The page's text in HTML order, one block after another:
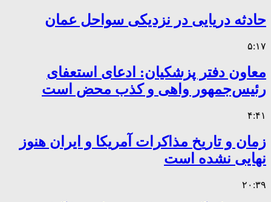
حادثه دریایی در نزدیکی سواحل عمان
۵:۱۷
معاون دفتر پزشکیان: ادعای استعفای
رئیس‌جمهور واهی و کذب محض است
۴:۴۱
زمان و تاریخ مذاکرات آمریکا و ایران هنوز
نهایی نشده است
۲۰:۳۹